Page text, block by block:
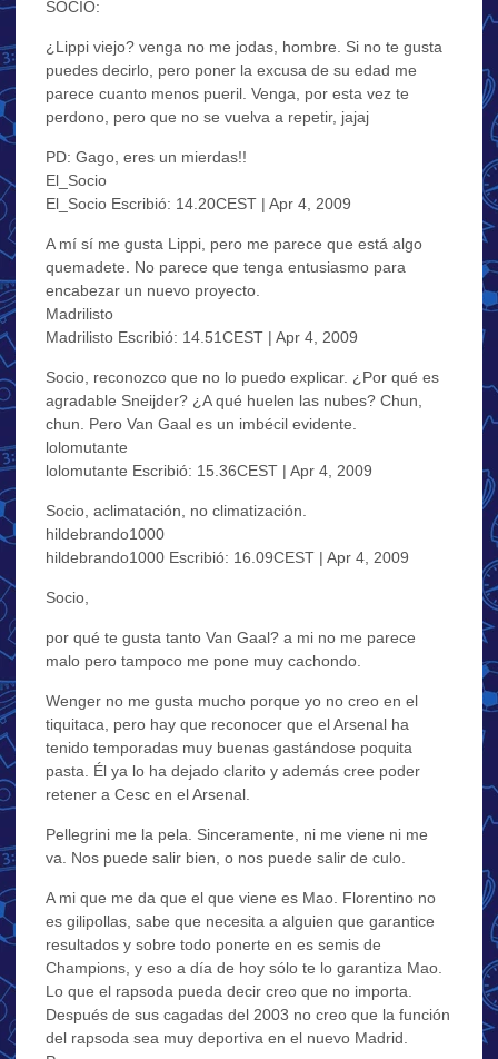
SOCIO:
¿Lippi viejo? venga no me jodas, hombre. Si no te gusta
puedes decirlo, pero poner la excusa de su edad me
parece cuanto menos pueril. Venga, por esta vez te
perdono, pero que no se vuelva a repetir, jajaj
PD: Gago, eres un mierdas!!
El_Socio
El_Socio Escribió: 14.20CEST | Apr 4, 2009
A mí sí me gusta Lippi, pero me parece que está algo
quemadete. No parece que tenga entusiasmo para
encabezar un nuevo proyecto.
Madrilisto
Madrilisto Escribió: 14.51CEST | Apr 4, 2009
Socio, reconozco que no lo puedo explicar. ¿Por qué es
agradable Sneijder? ¿A qué huelen las nubes? Chun,
chun. Pero Van Gaal es un imbécil evidente.
lolomutante
lolomutante Escribió: 15.36CEST | Apr 4, 2009
Socio, aclimatación, no climatización.
hildebrando1000
hildebrando1000 Escribió: 16.09CEST | Apr 4, 2009
Socio,
por qué te gusta tanto Van Gaal? a mi no me parece
malo pero tampoco me pone muy cachondo.
Wenger no me gusta mucho porque yo no creo en el
tiquitaca, pero hay que reconocer que el Arsenal ha
tenido temporadas muy buenas gastándose poquita
pasta. Él ya lo ha dejado clarito y además cree poder
retener a Cesc en el Arsenal.
Pellegrini me la pela. Sinceramente, ni me viene ni me
va. Nos puede salir bien, o nos puede salir de culo.
A mi que me da que el que viene es Mao. Florentino no
es gilipollas, sabe que necesita a alguien que garantice
resultados y sobre todo ponerte en es semis de
Champions, y eso a día de hoy sólo te lo garantiza Mao.
Lo que el rapsoda pueda decir creo que no importa.
Después de sus cagadas del 2003 no creo que la función
del rapsoda sea muy deportiva en el nuevo Madrid.